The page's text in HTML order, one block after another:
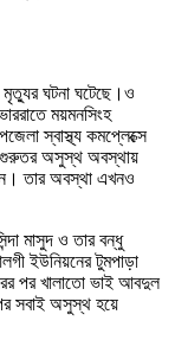
ঘটনা ঘটেছে।ও
ময়মনসিংহ
স্বাস্থ্য কমপ্লেক্সে
গুরুতর অসুস্থ অবস্থায়
তার অবস্থা এখনও
মাসুদ ও তার বন্ধু
ইউনিয়নের টুমপাড়া
পর খালাতো ভাই আবদুল
সবাই অসুস্থ হয়ে